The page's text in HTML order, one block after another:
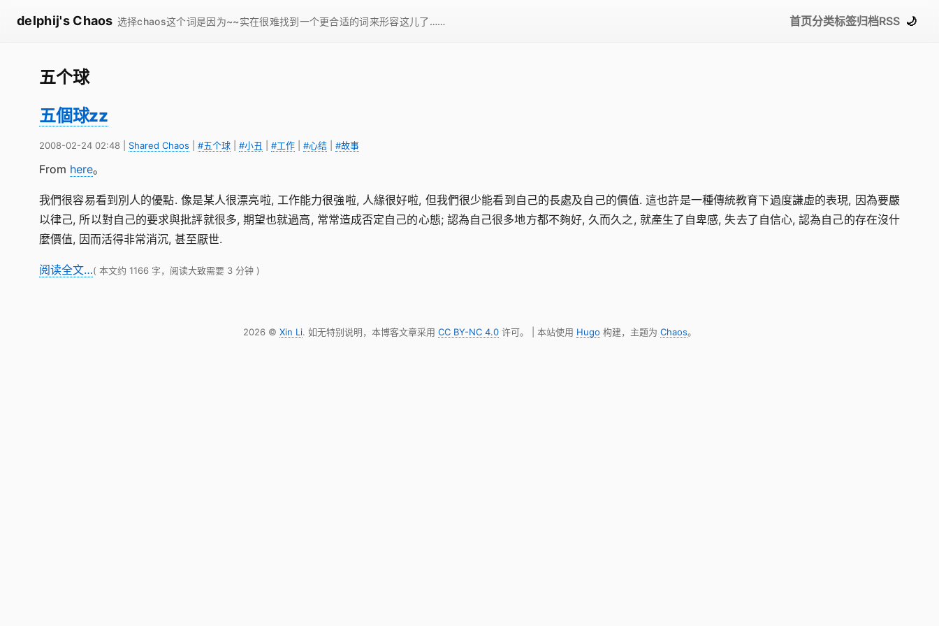
delphij's Chaos 选择chaos这个词是因为~~实在很难找到一个更合适的词来形容这儿了…… 首页分类标签归档RSS 🌙
五个球
五個球zz
2008-02-24 02:48 Shared Chaos #五个球 #小丑 #工作 #心结 #故事
From here。
我們很容易看到別人的優點. 像是某人很漂亮啦, 工作能力很強啦, 人緣很好啦, 但我們很少能看到自己的長處及自己的價值. 這也許是一種傳統教育下過度謙虛的表現, 因為要嚴
以律己, 所以對自己的要求與批評就很多, 期望也就過高, 常常造成否定自己的心態; 認為自己很多地方都不夠好, 久而久之, 就產生了自卑感, 失去了自信心, 認為自己的存在沒什
麼價值, 因而活得非常消沉, 甚至厭世.
阅读全文…( 本文约 1166 字，阅读大致需要 3 分钟 )
2026 © Xin Li. 如无特别说明，本博客文章采用 CC BY-NC 4.0许可。 | 本站使用 Hugo 构建，主题为 Chaos。